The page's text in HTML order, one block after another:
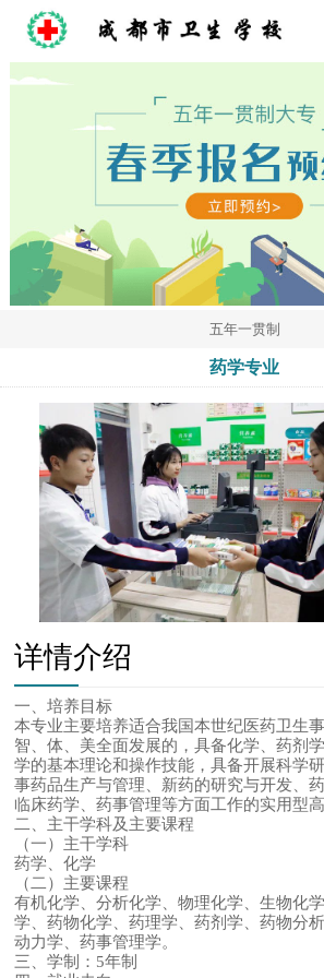
五年一贯制
药学专业
详情介绍
一、培养目标
本专业主要培养适合我国本世纪医药卫生
智、体、美全面发展的，具备化学、药剂
学的基本理论和操作技能，具备开展科学
事药品生产与管理、新药的研究与开发、
临床药学、药事管理等方面工作的实用型
二、主干学科及主要课程
（一）主干学科
药学、化学
（二）主要课程
有机化学、分析化学、物理化学、生物化
学、药物化学、药理学、药剂学、药物分
动力学、药事管理学。
三、学制：5年制